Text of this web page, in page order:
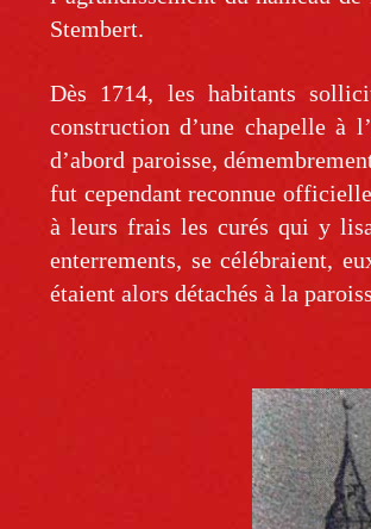
Stembert.
Dès 1714, les habitants
construction d’une chapelle à
d’abord paroisse,
fut cependant reconnue
à leurs frais les curés qui y
enterrements, se célébraient,
étaient alors détachés à la